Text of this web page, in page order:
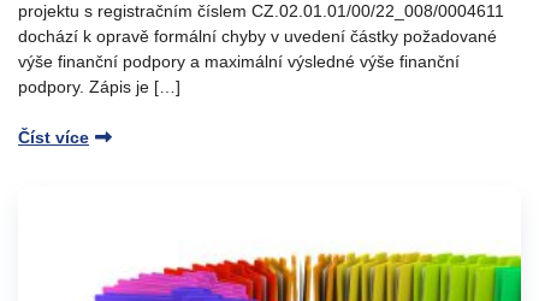
projektu s registračním číslem CZ.02.01.01/00/22_008/0004611
dochází k opravě formální chyby v uvedení částky požadované
výše finanční podpory a maximální výsledné výše finanční
podpory. Zápis je […]
Číst více